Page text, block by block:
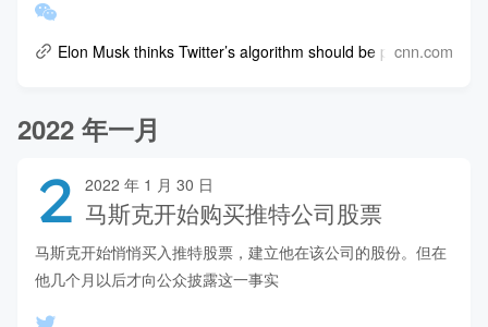
Elon Musk thinks Twitter’s algorithm should be public. Here’s
cnn.com
2022 年一月
2 2022 年 1 月 30 日
马斯克开始购买推特公司股票
马斯克开始悄悄买入推特股票，建立他在该公司的股份。但在
他几个月以后才向公众披露这一事实